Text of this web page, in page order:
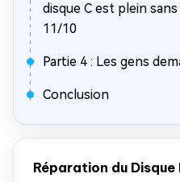
disque C est plein
11/10
Partie 4 : Les gens
Conclusion
Réparation du Disque